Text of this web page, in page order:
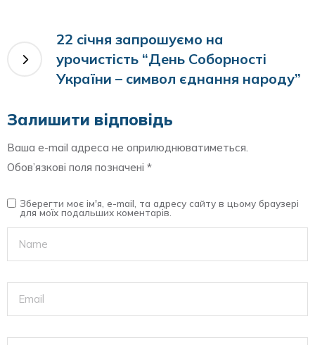
22 січня запрошуємо на
урочистість “День Соборності
України – символ єднання народу”
Залишити відповідь
Ваша e-mail адреса не оприлюднюватиметься.
Обов’язкові поля позначені *
Зберегти моє ім'я, e-mail, та адресу сайту в цьому браузері
для моїх подальших коментарів.